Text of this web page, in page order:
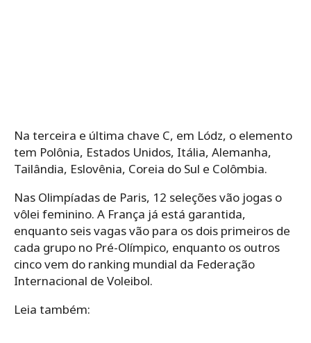
Na terceira e última chave C, em Lódz, o elemento
tem Polônia, Estados Unidos, Itália, Alemanha,
Tailândia, Eslovênia, Coreia do Sul e Colômbia.
Nas Olimpíadas de Paris, 12 seleções vão jogas o
vôlei feminino. A França já está garantida,
enquanto seis vagas vão para os dois primeiros de
cada grupo no Pré-Olímpico, enquanto os outros
cinco vem do ranking mundial da Federação
Internacional de Voleibol.
Leia também: